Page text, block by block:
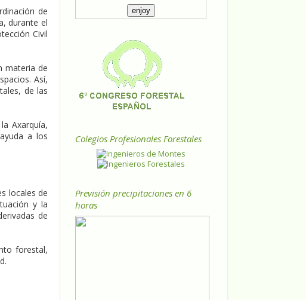
de
durante el
Civil
materia de
Así,
de las
Axarquía,
a los
locales de
y la
de
forestal,
Colegios Profesionales Forestales
Previsión precipitaciones en 6
horas